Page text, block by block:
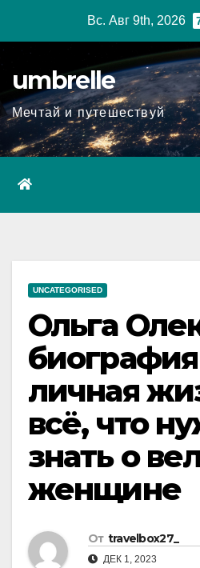
Вс. Авг 9th, 2026
umbrelle
Мечтай и путешествуй
UNCATEGORISED
Ольга
личная
всё, что
знать о
женщине
От travelbox27_
ДЕК 1, 2023